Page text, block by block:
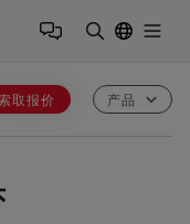
取报价 产品